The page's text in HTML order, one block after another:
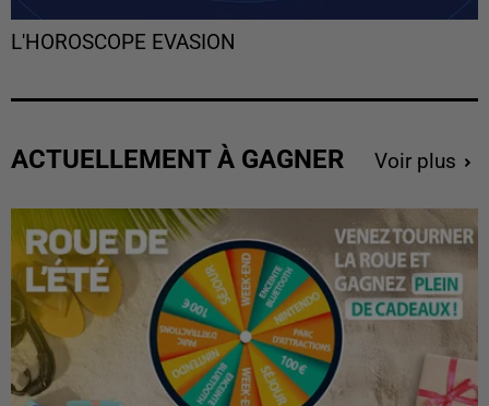
L'HOROSCOPE EVASION
ACTUELLEMENT À GAGNER Voir plus